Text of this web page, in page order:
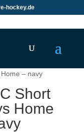
hockey.de
– navy
Short
Home